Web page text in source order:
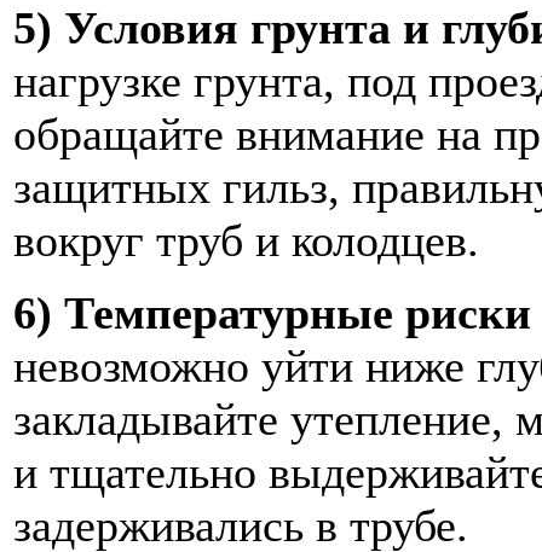
5) Условия грунта и
нагрузке грунта, под
обращайте внимание на
защитных гильз,
вокруг труб и колодцев.
6) Температурные
невозможно уйти ниже
закладывайте утепление,
и тщательно
задерживались в трубе.